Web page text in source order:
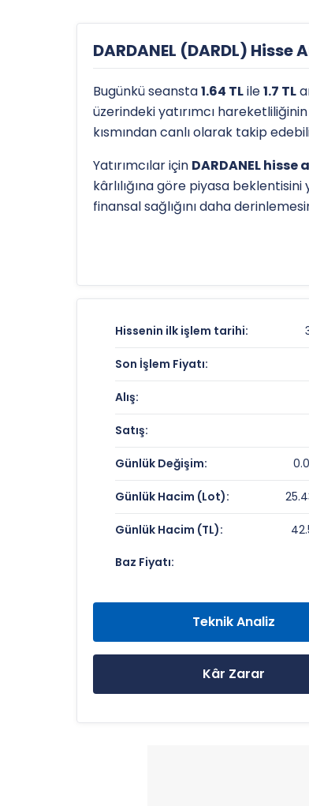
DARDANEL (DARDL)
Bugünkü seansta1.64 TLile1.7 TL
üzerindeki yatırımcı
kısmından canlı olarak takip
Yatırımcılar için DARDANEL hisse
kârlılığına göre piyasa beklentisini
finansal sağlığını daha
detaylı indikatör analizlerine
Anlık Fiyat:
Günlük Değişim:
Yıllık Getiri:
DARDANEL Değerleme
Fiyat/Kazanç (F/K):
Piyasa Değeri/Defter Değeri (PD/DD):
Son 1 Yılın Dibi:
Hissenin ilk işlem tarihi:
Son İşlem Fiyatı:
Alış:
Satış:
Günlük Değişim:
Günlük Hacim (Lot):
Günlük Hacim (TL):
Baz Fiyatı:
Teknik Analiz
Kâr Zarar